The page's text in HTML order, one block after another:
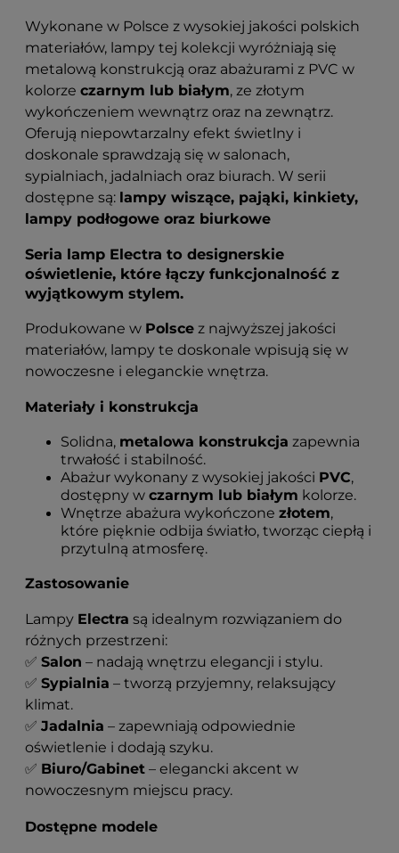
Wykonane w Polsce z wysokiej jakości polskich
materiałów, lampy tej kolekcji wyróżniają się
metalową konstrukcją oraz abażurami z PVC w
kolorze czarnym lub białym, ze złotym
wykończeniem wewnątrz oraz na zewnątrz.
Oferują niepowtarzalny efekt świetlny i
doskonale sprawdzają się w salonach,
sypialniach, jadalniach oraz biurach. W serii
dostępne są: lampy wiszące, pająki, kinkiety,
lampy podłogowe oraz biurkowe
Seria lamp Electra to designerskie
oświetlenie, które łączy funkcjonalność z
wyjątkowym stylem.
Produkowane w Polsce z najwyższej jakości
materiałów, lampy te doskonale wpisują się w
nowoczesne i eleganckie wnętrza.
Materiały i konstrukcja
Solidna, metalowa konstrukcja zapewnia
trwałość i stabilność.
Abażur wykonany z wysokiej jakości PVC,
dostępny w czarnym lub białym kolorze.
Wnętrze abażura wykończone złotem,
które pięknie odbija światło, tworząc ciepłą i
przytulną atmosferę.
Zastosowanie
Lampy Electra są idealnym rozwiązaniem do
różnych przestrzeni:
✅ Salon – nadają wnętrzu elegancji i stylu.
✅ Sypialnia – tworzą przyjemny, relaksujący
klimat.
✅ Jadalnia – zapewniają odpowiednie
oświetlenie i dodają szyku.
✅ Biuro/Gabinet – elegancki akcent w
nowoczesnym miejscu pracy.
Dostępne modele